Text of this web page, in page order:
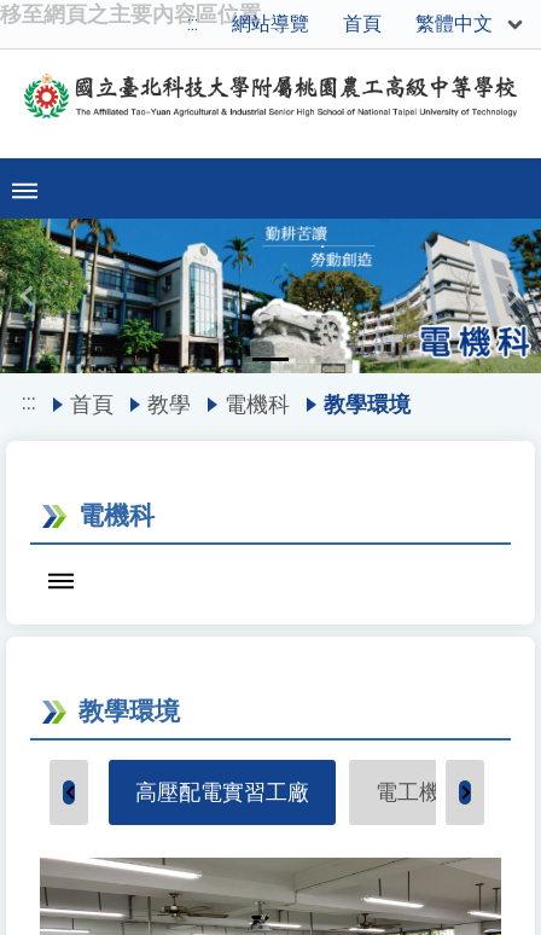
移至網頁之主要內容區位置
::: 網站導覽 首頁 繁體中文
Previous
::: 首頁 教學 電機科 教學環境
電機科
教學環境
高壓配電實習工廠 電工機械實習工